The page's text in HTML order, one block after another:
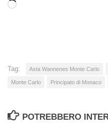
Caricamento
Tag: Asta Wannenes Monte Carlo
Monte Carlo Principato di Monaco
POTREBBERO